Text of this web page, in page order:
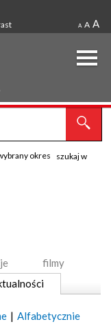
A A A
okres
szukaj w
filmy
| Alfabetycznie